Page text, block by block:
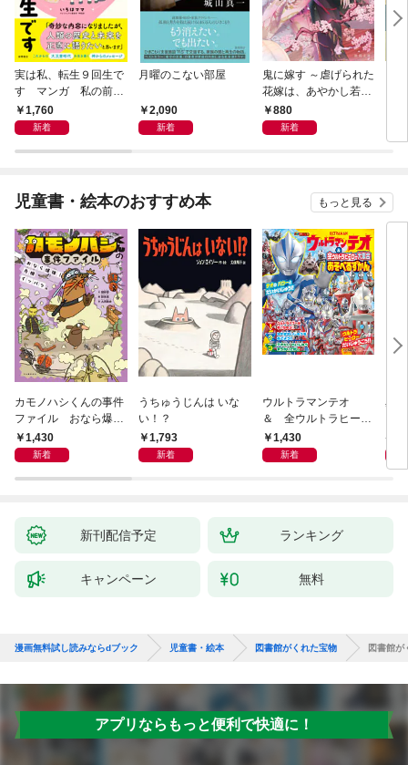
実は私、転生９回生で
す マンガ 私の前世
物語1,760
新着
月曜のこない部屋
2,090
新着
鬼に嫁す ～虐げられた
花嫁は、あやかし若頭
に溺愛される～
880
新着
児童書・絵本のおすすめ本 もっと見る
カモノハシくんの事件
ファイル おなら爆
弾！ 危機イッパツ編
1,430
新着
うちゅうじんは いな
い！？
1,793
新着
ウルトラマンテオ
＆ 全ウルトラヒーロ
ー大集合 あそべるず
かん
1,430
新着
星
新刊配信予定 ランキング
キャンペーン 無料
漫画無料試し読みならdブック 児童書・絵本 図書館がくれた宝物 図書館が
アプリならもっと便利で快適に！